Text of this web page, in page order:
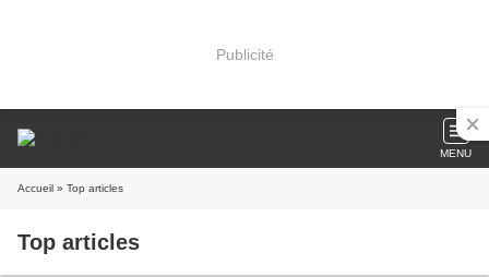
Publicité
MENU
Accueil » Top articles
Top articles